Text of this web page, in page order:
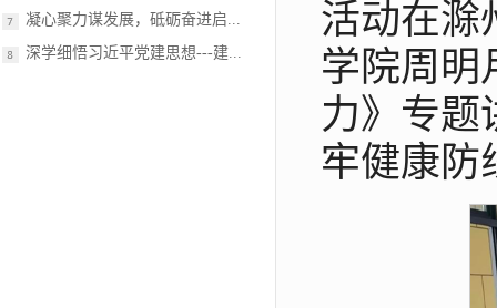
凝心聚力谋发展，砥砺奋进启...
深学细悟习近平党建思想---建...
活动在滁
学院周明
力》专题
牢健康防